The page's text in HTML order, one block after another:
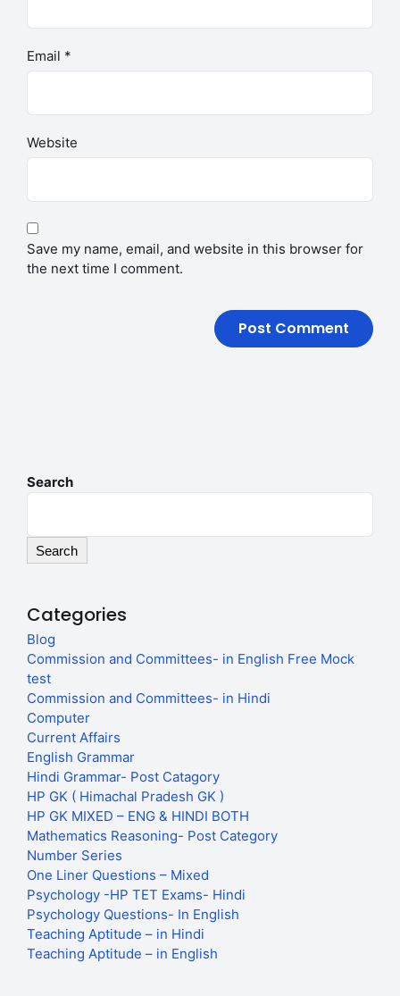
Email *
Website
Save my name, email, and website in this browser for
the next time I comment.
Search
Search
Categories
Blog
Commission and Committees- in English Free Mock
test
Commission and Committees- in Hindi
Computer
Current Affairs
English Grammar
Hindi Grammar- Post Catagory
HP GK ( Himachal Pradesh GK )
HP GK MIXED – ENG & HINDI BOTH
Mathematics Reasoning- Post Category
Number Series
One Liner Questions – Mixed
Psychology -HP TET Exams- Hindi
Psychology Questions- In English
Teaching Aptitude – in Hindi
Teaching Aptitude – in English